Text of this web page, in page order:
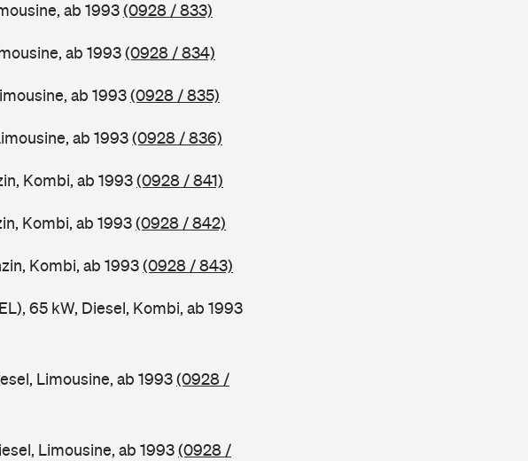
ab 1993(0928 / 833)
ab 1993(0928 / 834)
ab 1993(0928 / 835)
ab 1993(0928 / 836)
Kombi, ab 1993(0928 / 841)
Kombi, ab 1993(0928 / 842)
Kombi, ab 1993(0928 / 843)
65 kW, Diesel, Kombi, ab 1993
Limousine, ab 1993(0928 /
Limousine, ab 1993(0928 /